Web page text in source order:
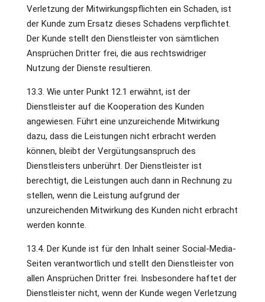
Verletzung der Mitwirkungspflichten ein Schaden, ist
der Kunde zum Ersatz dieses Schadens verpflichtet.
Der Kunde stellt den Dienstleister von sämtlichen
Ansprüchen Dritter frei, die aus rechtswidriger
Nutzung der Dienste resultieren.
13.3. Wie unter Punkt 12.1 erwähnt, ist der
Dienstleister auf die Kooperation des Kunden
angewiesen. Führt eine unzureichende Mitwirkung
dazu, dass die Leistungen nicht erbracht werden
können, bleibt der Vergütungsanspruch des
Dienstleisters unberührt. Der Dienstleister ist
berechtigt, die Leistungen auch dann in Rechnung zu
stellen, wenn die Leistung aufgrund der
unzureichenden Mitwirkung des Kunden nicht erbracht
werden konnte.
13.4. Der Kunde ist für den Inhalt seiner Social-Media-
Seiten verantwortlich und stellt den Dienstleister von
allen Ansprüchen Dritter frei. Insbesondere haftet der
Dienstleister nicht, wenn der Kunde wegen Verletzung